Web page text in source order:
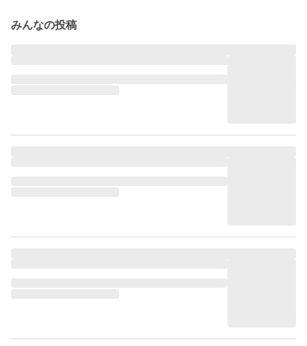
みんなの投稿